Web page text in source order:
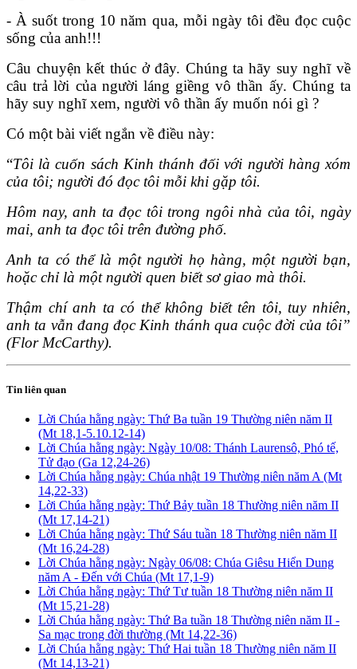
- À suốt trong 10 năm qua, mỗi ngày tôi đều đọc cuộc
sống của anh!!!
Câu chuyện kết thúc ở đây. Chúng ta hãy suy nghĩ về
câu trả lời của người láng giềng vô thần ấy. Chúng ta
hãy suy nghĩ xem, người vô thần ấy muốn nói gì ?
Có một bài viết ngắn về điều này:
“Tôi là cuốn sách Kinh thánh đối với người hàng xóm
của tôi; người đó đọc tôi mỗi khi gặp tôi.
Hôm nay, anh ta đọc tôi trong ngôi nhà của tôi, ngày
mai, anh ta đọc tôi trên đường phố.
Anh ta có thể là một người họ hàng, một người bạn,
hoặc chỉ là một người quen biết sơ giao mà thôi.
Thậm chí anh ta có thể không biết tên tôi, tuy nhiên,
anh ta vẫn đang đọc Kinh thánh qua cuộc đời của tôi”
(Flor McCarthy).
Tin liên quan
Lời Chúa hằng ngày: Thứ Ba tuần 19 Thường niên năm II
(Mt 18,1-5.10.12-14)
Lời Chúa hằng ngày: Ngày 10/08: Thánh Laurensô, Phó tế,
Tử đạo (Ga 12,24-26)
Lời Chúa hằng ngày: Chúa nhật 19 Thường niên năm A (Mt
14,22-33)
Lời Chúa hằng ngày: Thứ Bảy tuần 18 Thường niên năm II
(Mt 17,14-21)
Lời Chúa hằng ngày: Thứ Sáu tuần 18 Thường niên năm II
(Mt 16,24-28)
Lời Chúa hằng ngày: Ngày 06/08: Chúa Giêsu Hiển Dung
năm A - Đến với Chúa (Mt 17,1-9)
Lời Chúa hằng ngày: Thứ Tư tuần 18 Thường niên năm II
(Mt 15,21-28)
Lời Chúa hằng ngày: Thứ Ba tuần 18 Thường niên năm II -
Sa mạc trong đời thường (Mt 14,22-36)
Lời Chúa hằng ngày: Thứ Hai tuần 18 Thường niên năm II
(Mt 14,13-21)